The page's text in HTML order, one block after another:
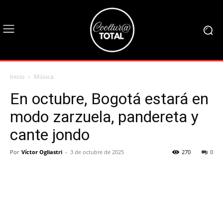
Inicio Música
En octubre, Bogotá estará en
modo zarzuela, pandereta y
cante jondo
Por Víctor Ogliastri - 3 de octubre de 2025 0
270